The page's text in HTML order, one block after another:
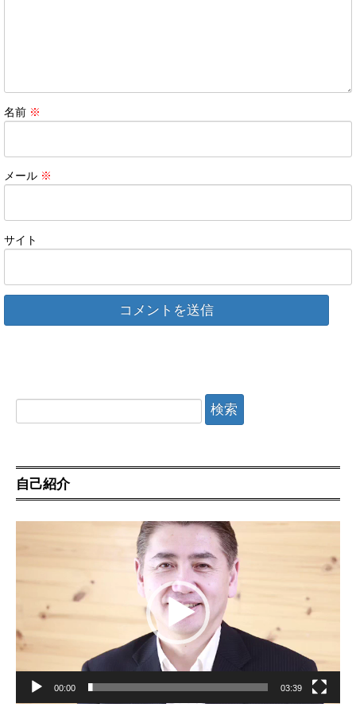
名前 ※
メール ※
サイト
検
索:
自己紹介
動
ヤ
00:00 03:39